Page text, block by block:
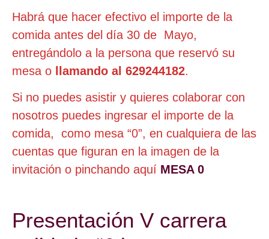
Habrá que hacer efectivo el importe de la
comida antes del día 30 de Mayo,
entregándolo a la persona que reservó su
mesa o llamando al 629244182.
Si no puedes asistir y quieres colaborar con
nosotros puedes ingresar el importe de la
comida, como mesa “0”, en cualquiera de las
cuentas que figuran en la imagen de la
invitación o pinchando aquí MESA 0
Presentación V carrera